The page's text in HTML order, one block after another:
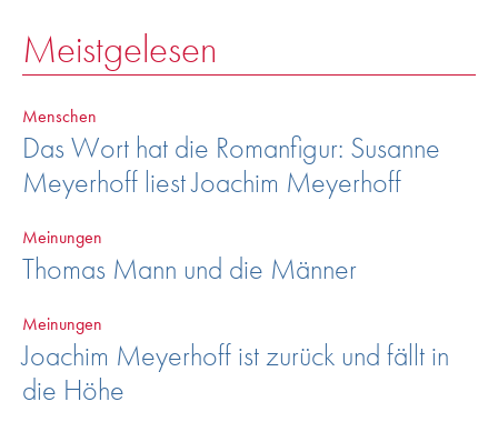
Meistgelesen
Menschen
Das Wort hat die Romanfigur: Susanne
Meyerhoff liest Joachim Meyerhoff
Meinungen
Thomas Mann und die Männer
Meinungen
Joachim Meyerhoff ist zurück und fällt in
die Höhe